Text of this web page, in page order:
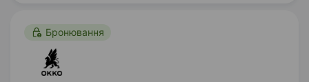
Бронювання